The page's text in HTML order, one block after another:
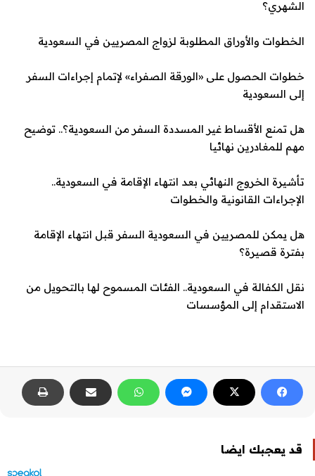
الشهري؟
الخطوات والأوراق المطلوبة لزواج المصريين في السعودية
خطوات الحصول على «الورقة الصفراء» لإتمام إجراءات السفر
إلى السعودية
هل تمنع الأقساط غير المسددة السفر من السعودية؟.. توضيح
مهم للمغادرين نهائيا
تأشيرة الخروج النهائي بعد انتهاء الإقامة في السعودية..
الإجراءات القانونية والخطوات
هل يمكن للمصريين في السعودية السفر قبل انتهاء الإقامة
بفترة قصيرة؟
نقل الكفالة في السعودية.. الفئات المسموح لها بالتحويل من
الاستقدام إلى المؤسسات
قد يعجبك ايضا